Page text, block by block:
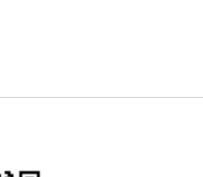
的端木珏一见钟情，这辈子便再没喜欢